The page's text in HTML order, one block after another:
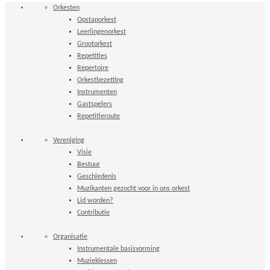
Bruikleenovereenkomst
Filmpjes
CD-opname
Cookie Policy
Contactpersonen
Contactformulier
Steun ons
Oudpapieractie (OPA)
Donateurs
Boodschappenactie
Sponsorkliks
Copyright 2026 © Eensgezindheid Heiloo
Mogelijk gemaakt door